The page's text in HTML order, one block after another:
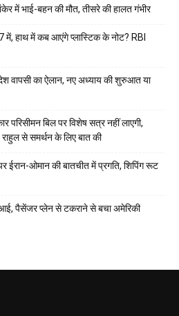
में भाई-बहन की मौत, तीसरे की हालत गंभीर
हाथ में कब आएंगे प्लास्टिक के नोट? RBI
वापसी का ऐलान, नए अध्याय की शुरुआत या
परिसीमन बिल पर विशेष सत्र नहीं लाएगी,
से समर्थन के लिए बात की
ईरान-ओमान की बातचीत में प्रगति, शिपिंग रूट
पैसेंजर प्लेन से टकराने से बचा अमेरिकी